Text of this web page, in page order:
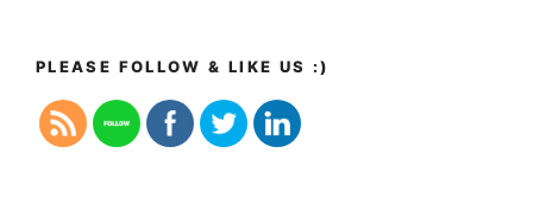
PLEASE FOLLOW & LIKE US :)